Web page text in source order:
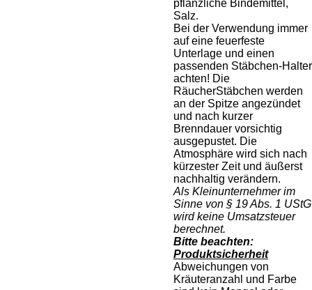
pflanzliche Bindemittel,
Salz.
Bei der Verwendung immer
auf eine feuerfeste
Unterlage und einen
passenden Stäbchen-Halter
achten! Die
RäucherStäbchen werden
an der Spitze angezündet
und nach kurzer
Brenndauer vorsichtig
ausgepustet. Die
Atmosphäre wird sich nach
kürzester Zeit und äußerst
nachhaltig verändern.
Als Kleinunternehmer im
Sinne von § 19 Abs. 1 UStG
wird keine Umsatzsteuer
berechnet.
Bitte beachten:
Produktsicherheit
Abweichungen von
Kräuteranzahl und Farbe